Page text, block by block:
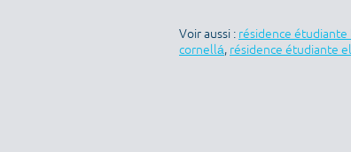
Voir aussi : résidence étudiante
cornellá, résidence étudiante